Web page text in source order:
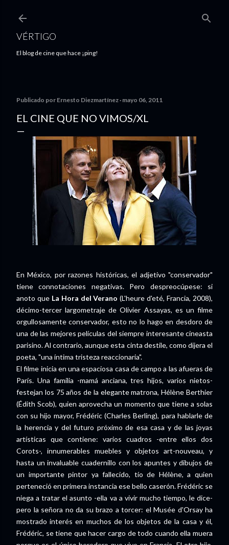
VÉRTIGO
El blog de cine que hace ¡ping!
Publicado por Ernesto Diezmartínez mayo 06, 2011
EL CINE QUE NO VIMOS/XL
En México, por razones históricas, el adjetivo "conservador"
tiene connotaciones negativas. Pero despreocúpese: si
anoto que La Hora del Verano (L'heure d'eté, Francia, 2008),
décimo-tercer largometraje de Olivier Assayas, es un filme
orgullosamente conservador, esto no lo hago en desdoro de
una de las mejores películas del siempre interesante cineasta
parisino. Al contrario, aunque esta cinta destile, como dijera el
poeta, "una íntima tristeza reaccionaria".
El filme inicia en una espaciosa casa de campo a las afueras de
París. Una familia -mamá anciana, tres hijos, varios nietos-
festejan los 75 años de la elegante matrona, Hélène Berthier
(Édith Scob), quien aprovecha un momento que tiene a solas
con su hijo mayor, Frédéric (Charles Berling), para hablarle de
la herencia y del futuro próximo de esa casa y de las joyas
artísticas que contiene: varios cuadros -entre ellos dos
Corots-, innumerables muebles y objetos art-nouveau, y
hasta un invaluable cuadernillo con los apuntes y dibujos de
un importante pintor ya fallecido, tío de Hélène, a quien
perteneció en primera instancia ese bello caserón. Frédéric se
niega a tratar el asunto -ella va a vivir mucho tiempo, le dice-
pero la señora no da su brazo a torcer: el Musée d'Orsay ha
mostrado interés en muchos de los objetos de la casa y él,
Frédéric, se tiene que hacer cargo de todo cuando ella muera